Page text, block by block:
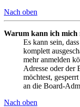
Nach oben
Warum kann ich mich
Es kann sein,
komplett
mehr anmelden
Adresse oder der
möchtest,
an die Board-
Nach oben